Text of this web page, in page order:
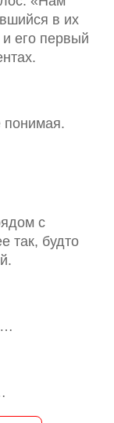
в их
его первый
понимая.
с
так, будто